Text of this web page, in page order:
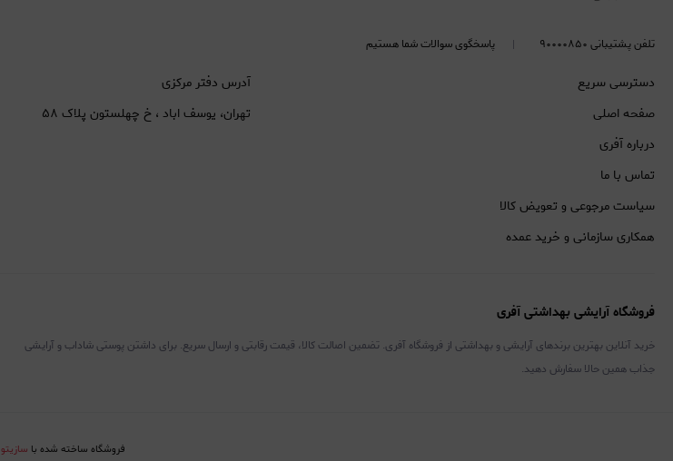
تلفن پشتیبانی ۹۰۰۰۰۸۵۰ پاسخگوی سوالات شما هستیم
دسترسی سریع
صفحه اصلی
درباره آفری
تماس با ما
سیاست مرجوعی و تعویض کالا
همکاری سازمانی و خرید عمده
آدرس دفتر مرکزی
تهران، یوسف اباد ، خ چهلستون پلاک ۵۸
فروشگاه آرایشی بهداشتی آفری
خرید آنلاین بهترین برندهای آرایشی و بهداشتی از فروشگاه آفری. تضمین اصالت کالا، قیمت رقابتی و ارسال سریع. برای داشتن پوستی شاداب و آرایشی
جذاب همین حالا سفارش دهید.
فروشگاه ساخته شده با سازیتو